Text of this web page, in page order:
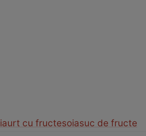
iaurt cu fructesoiasuc de fructe